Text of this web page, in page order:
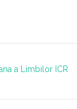
a Limbilor ICR